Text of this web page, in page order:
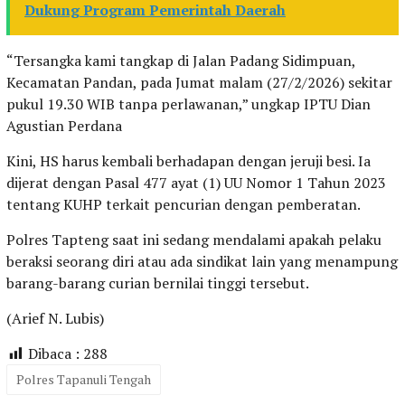
Dukung Program Pemerintah Daerah
“Tersangka kami tangkap di Jalan Padang Sidimpuan,
Kecamatan Pandan, pada Jumat malam (27/2/2026) sekitar
pukul 19.30 WIB tanpa perlawanan,” ungkap IPTU Dian
Agustian Perdana
Kini, HS harus kembali berhadapan dengan jeruji besi. Ia
dijerat dengan Pasal 477 ayat (1) UU Nomor 1 Tahun 2023
tentang KUHP terkait pencurian dengan pemberatan.
Polres Tapteng saat ini sedang mendalami apakah pelaku
beraksi seorang diri atau ada sindikat lain yang menampung
barang-barang curian bernilai tinggi tersebut.
(Arief N. Lubis)
Dibaca : 288
Polres Tapanuli Tengah